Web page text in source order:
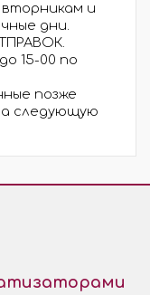
и
дни.
15-00 по
позже
следующую